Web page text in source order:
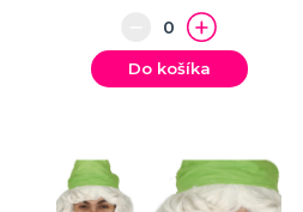
Do košíka